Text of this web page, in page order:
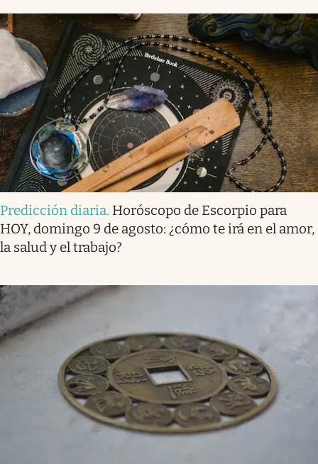
Predicción diaria. Horóscopo de Escorpio para
HOY, domingo 9 de agosto: ¿cómo te irá en el amor,
la salud y el trabajo?